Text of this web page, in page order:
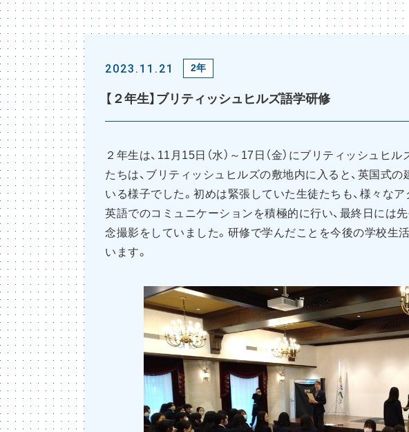
2023.11.21 2年
【２年生】ブリティッシュヒルズ語学研修
２年生は、11月15日（水）～17日（金）にブリティッシュヒ
たちは、ブリティッシュヒルズの敷地内に入ると、英国式
いる様子でした。初めは緊張していた生徒たちも、様々な
英語でのコミュニケーションを積極的に行い、最終日には
念撮影をしていました。研修で学んだことを今後の学校生
います。